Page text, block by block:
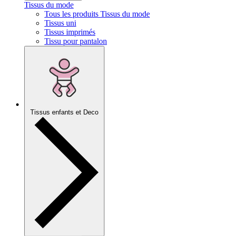
Tissus du mode
Tous les produits Tissus du mode
Tissus uni
Tissus imprimés
Tissu pour pantalon
Tissus enfants et Deco